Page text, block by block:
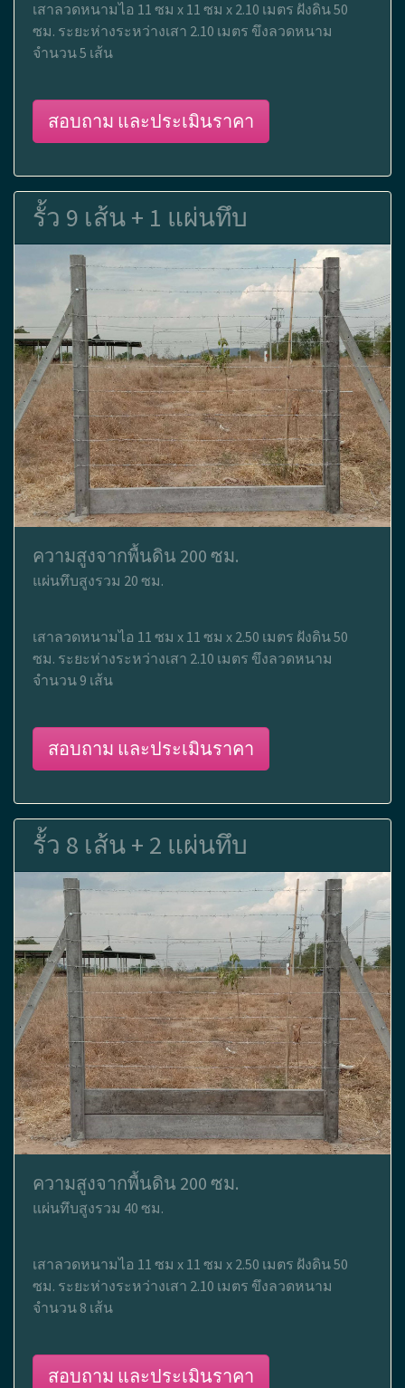
เสาลวดหนามไอ 11 ซม x 11 ซม x 2.10 เมตร ฝังดิน 50
ซม. ระยะห่างระหว่างเสา 2.10 เมตร ขึงลวดหนาม
จำนวน 5 เส้น
สอบถาม และประเมินราคา
รั้ว 9 เส้น + 1 แผ่นทึบ
ความสูงจากพื้นดิน 200 ซม.
แผ่นทึบสูงรวม 20 ซม.
เสาลวดหนามไอ 11 ซม x 11 ซม x 2.50 เมตร ฝังดิน 50
ซม. ระยะห่างระหว่างเสา 2.10 เมตร ขึงลวดหนาม
จำนวน 9 เส้น
สอบถาม และประเมินราคา
รั้ว 8 เส้น + 2 แผ่นทึบ
ความสูงจากพื้นดิน 200 ซม.
แผ่นทึบสูงรวม 40 ซม.
เสาลวดหนามไอ 11 ซม x 11 ซม x 2.50 เมตร ฝังดิน 50
ซม. ระยะห่างระหว่างเสา 2.10 เมตร ขึงลวดหนาม
จำนวน 8 เส้น
สอบถาม และประเมินราคา